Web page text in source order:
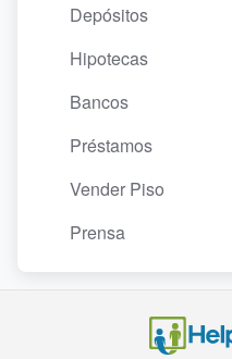
Depósitos
Hipotecas
Bancos
Préstamos
Vender Piso
Prensa